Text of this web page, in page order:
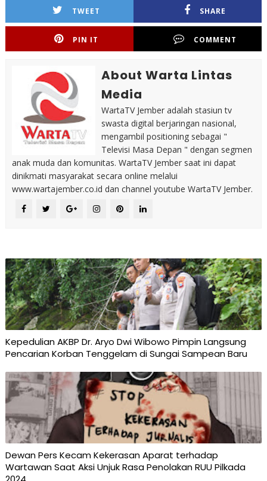
TWEET SHARE
PIN IT COMMENT
About Warta Lintas
Media
WartaTV Jember adalah stasiun tv
swasta digital berjaringan nasional,
mengambil positioning sebagai "
Televisi Masa Depan " dengan segmen
anak muda dan komunitas. WartaTV Jember saat ini dapat
dinikmati masyarakat secara online melalui
www.wartajember.co.id dan channel youtube WartaTV Jember.
Kepedulian AKBP Dr. Aryo Dwi Wibowo Pimpin Langsung
Pencarian Korban Tenggelam di Sungai Sampean Baru
Dewan Pers Kecam Kekerasan Aparat terhadap
Wartawan Saat Aksi Unjuk Rasa Penolakan RUU Pilkada